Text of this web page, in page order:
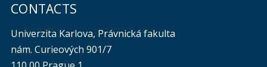
CONTACTS
Univerzita Karlova, Právnická fakulta
nám. Curieových 901/7